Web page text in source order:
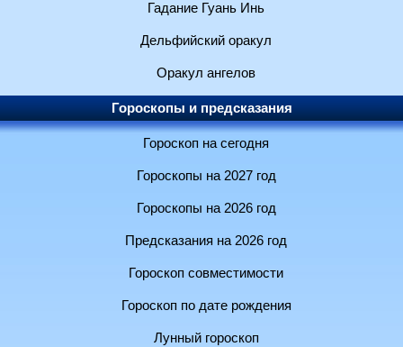
Гадание Гуань Инь
Дельфийский оракул
Оракул ангелов
Гороскопы и предсказания
Гороскоп на сегодня
Гороскопы на 2027 год
Гороскопы на 2026 год
Предсказания на 2026 год
Гороскоп совместимости
Гороскоп по дате рождения
Лунный гороскоп